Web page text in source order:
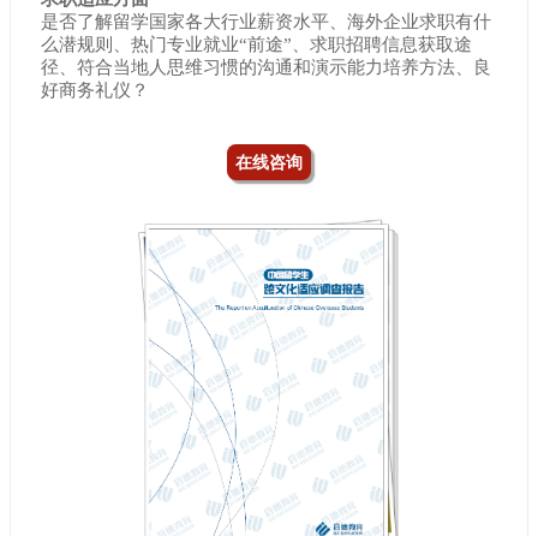
是否了解留学国家各大行业薪资水平、海外企业求职有什
么潜规则、热门专业就业“前途”、求职招聘信息获取途
径、符合当地人思维习惯的沟通和演示能力培养方法、良
好商务礼仪？
在线咨询